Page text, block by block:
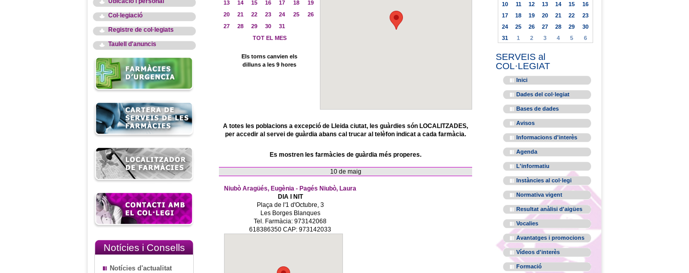
Col·legiació
Registre de col·legiats
Taulell d'anuncis
Notícies i Consells
Notícies d'actualitat
13
14 15 16 17 18
19
20
21 22 23 24 25
26
27
28 29 30
31
TOT EL MES
Els torns canvien els
dilluns a les 9 hores
A totes les poblacions a excepció de Lleida ciutat, les guàrdies són LOCALITZADES,
per accedir al servei de guàrdia abans cal trucar al telèfon indicat a cada farmàcia.
Es mostren les farmàcies de guàrdia més properes.
10 de maig
Niubò Aragüés, Eugènia - Pagés Niubò, Laura
DIA I NIT
Plaça de l'1 d'Octubre, 3
Les Borges Blanques
Tel. Farmàcia: 973142068
618386350 CAP: 973142033
10
11 12 13 14 15
16
17
18 19 20 21 22
23
24
25 26 27 28 29
30
31
1 2 3 4 5 6
SERVEIS al
COL·LEGIAT
Inici
Dades del col·legiat
Bases de dades
Avisos
Informacions d'interès
Agenda
L'informatiu
Instàncies al col·legi
Normativa vigent
Resultat anàlisi d'aigües
Vocalies
Avantatges i promocions
Vídeos d'interès
Formació